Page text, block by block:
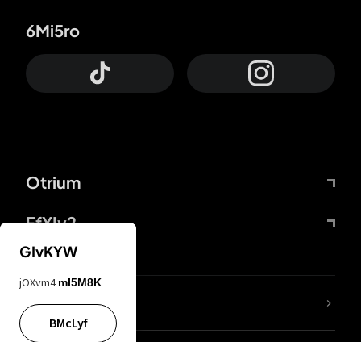
Otrium
FfYIy2
6Mi5ro
Lj7sBL
GIvKYW
jOXvm4 mI5M8K
BMcLyf